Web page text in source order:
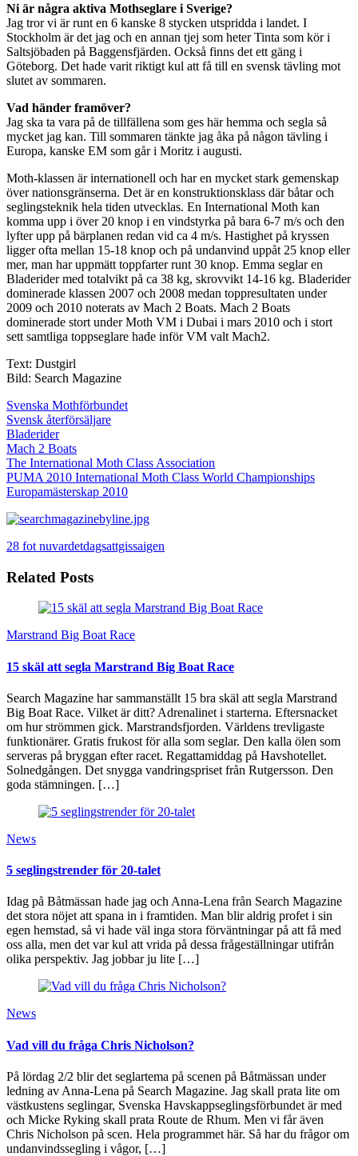
Ni är några aktiva Mothseglare i Sverige?
Jag tror vi är runt en 6 kanske 8 stycken utspridda i landet. I
Stockholm är det jag och en annan tjej som heter Tinta som kör i
Saltsjöbaden på Baggensfjärden. Också finns det ett gäng i
Göteborg. Det hade varit riktigt kul att få till en svensk tävling mot
slutet av sommaren.
Vad händer framöver?
Jag ska ta vara på de tillfällena som ges här hemma och segla så
mycket jag kan. Till sommaren tänkte jag åka på någon tävling i
Europa, kanske EM som går i Moritz i augusti.
Moth-klassen är internationell och har en mycket stark gemenskap
över nationsgränserna. Det är en konstruktionsklass där båtar och
seglingsteknik hela tiden utvecklas. En International Moth kan
komma upp i över 20 knop i en vindstyrka på bara 6-7 m/s och den
lyfter upp på bärplanen redan vid ca 4 m/s. Hastighet på kryssen
ligger ofta mellan 15-18 knop och på undanvind uppåt 25 knop eller
mer, man har uppmätt toppfarter runt 30 knop. Emma seglar en
Bladerider med totalvikt på ca 38 kg, skrovvikt 14-16 kg. Bladerider
dominerade klassen 2007 och 2008 medan toppresultaten under
2009 och 2010 noterats av Mach 2 Boats. Mach 2 Boats
dominerade stort under Moth VM i Dubai i mars 2010 och i stort
sett samtliga toppseglare hade inför VM valt Mach2.
Text: Dustgirl
Bild: Search Magazine
Svenska Mothförbundet
Svensk återförsäljare
Bladerider
Mach 2 Boats
The International Moth Class Association
PUMA 2010 International Moth Class World Championships
Europamästerskap 2010
28 fot nuvardetdagsattgissaigen
Related Posts
Marstrand Big Boat Race
15 skäl att segla Marstrand Big Boat Race
Search Magazine har sammanställt 15 bra skäl att segla Marstrand
Big Boat Race. Vilket är ditt? Adrenalinet i starterna. Eftersnacket
om hur strömmen gick. Marstrandsfjorden. Världens trevligaste
funktionärer. Gratis frukost för alla som seglar. Den kalla ölen som
serveras på bryggan efter racet. Regattamiddag på Havshotellet.
Solnedgången. Det snygga vandringspriset från Rutgersson. Den
goda stämningen. […]
News
5 seglingstrender för 20-talet
Idag på Båtmässan hade jag och Anna-Lena från Search Magazine
det stora nöjet att spana in i framtiden. Man blir aldrig profet i sin
egen hemstad, så vi hade väl inga stora förväntningar på att få med
oss alla, men det var kul att vrida på dessa frågeställningar utifrån
olika perspektiv. Jag jobbar ju lite […]
News
Vad vill du fråga Chris Nicholson?
På lördag 2/2 blir det seglartema på scenen på Båtmässan under
ledning av Anna-Lena på Search Magazine. Jag skall prata lite om
västkustens seglingar, Svenska Havskappseglingsförbundet är med
och Micke Ryking skall prata Route de Rhum. Men vi får även
Chris Nicholson på scen. Hela programmet här. Så har du frågor om
undanvindssegling i vågor, […]